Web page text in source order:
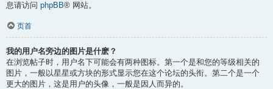
息请访问 phpBB® 网站。
页首
我的用户名旁边的图片是什麽？
在浏览帖子时，用户名下可能会有两种图标。第一个是和您的等级相关的
图片，一般以星星或方块的形式显示您在这个论坛的头衔。第二个是一个
更大的图片，这是用户的头像，一般是因人而异的。